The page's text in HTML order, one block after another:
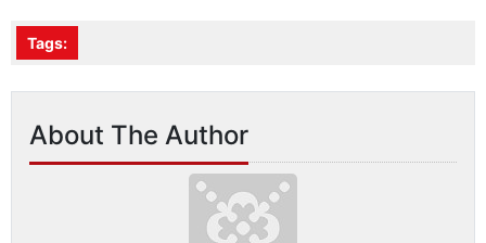
Tags:
About The Author